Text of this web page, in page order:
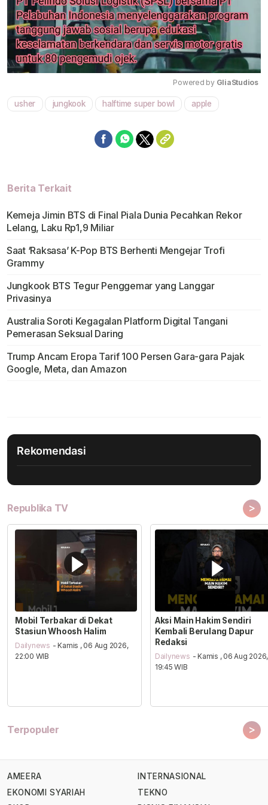
Mute
Powered by GliaStudios
usher jungkook halftime super bowl apple
Berita Terkait
Kemeja Jimin BTS di Final Piala Dunia Pecahkan Rekor
Lelang, Laku Rp1,9 Miliar
Saat ‘Raksasa’ K-Pop BTS Berhenti Mengejar Trofi
Grammy
Jungkook BTS Tegur Penggemar yang Langgar
Privasinya
Australia Soroti Kegagalan Platform Digital Tangani
Pemerasan Seksual Daring
Trump Ancam Eropa Tarif 100 Persen Gara-gara Pajak
Google, Meta, dan Amazon
Rekomendasi
Republika TV >
Mobil Terbakar di Dekat
Stasiun Whoosh Halim
Dailynews - Kamis , 06 Aug 2026,
22:00 WIB
Aksi Main Hakim Sendiri
Kembali Berulang Dapur
Redaksi
Dailynews - Kamis , 06 Aug 2026,
19:45 WIB
Terpopuler >
AMEERA
EKONOMI SYARIAH
INTERNASIONAL
TEKNO